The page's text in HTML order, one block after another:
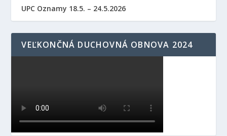
UPC Oznamy 18.5. – 24.5.2026
VEĽKONČNÁ DUCHOVNÁ OBNOVA 2024